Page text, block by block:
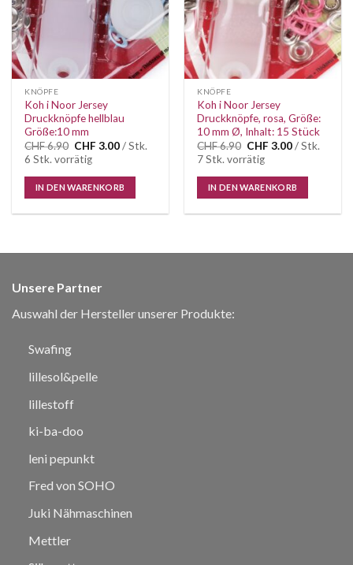
KNÖPFE
Koh i Noor Jersey
Druckknöpfe hellblau
Größe:10 mm
CHF6.90 Ursprünglicher
Preis
war:
CHF 6.90
CHF 3.00Aktueller
CHF 3.00.
/ Stk.
6 Stk. vorrätig
IN DEN WARENKORB
KNÖPFE
Koh i Noor Jersey
Druckknöpfe, rosa, Größe:
10 mm Ø, Inhalt: 15 Stück
CHF6.90 Ursprünglicher
Preis
war:
CHF 6.90
CHF 3.00Aktueller
CHF 3.00.
/ Stk.
7 Stk. vorrätig
IN DEN WARENKORB
Unsere Partner
Auswahl der Hersteller unserer Produkte:
Swafing
lillesol&pelle
lillestoff
ki-ba-doo
leni pepunkt
Fred von SOHO
Juki Nähmaschinen
Mettler